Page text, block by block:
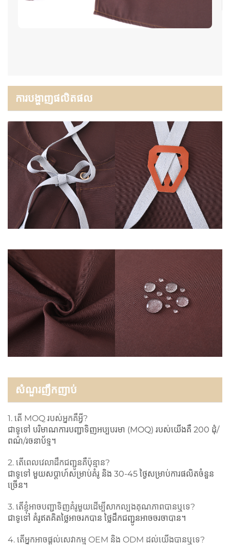
ការបង្ហាញផលិតផល
សំណួរញឹកញាប់
1. តើ MOQ របស់​អ្នក​គឺ​អ្វី?
ជាទូទៅ បរិមាណការបញ្ជាទិញអប្បបរមា (MOQ) របស់យើងគឺ 200 ដុំ/
ពណ៌/រចនាប័ទ្ម។
2. តើពេលវេលាដឹកជញ្ជូនគឺប៉ុន្មាន?
ជាទូទៅ មួយសប្តាហ៍សម្រាប់គំរូ និង 30-45 ថ្ងៃសម្រាប់ការផលិតចំនួន
ច្រើន។
3. តើខ្ញុំអាចបញ្ជាទិញគំរូមួយដើម្បីសាកល្បងគុណភាពបានឬទេ?
ជាទូទៅ គំរូឥតគិតថ្លៃអាចរកបាន ថ្លៃដឹកជញ្ជូនអាចចរចាបាន។
4. តើអ្នកអាចផ្តល់សេវាកម្ម OEM និង ODM ដល់យើងបានឬទេ?